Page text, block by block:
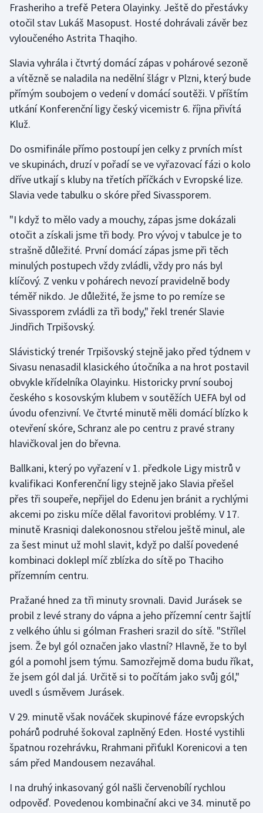
Motorsport
Olympijské hry
Parasport
Plavání
Plážový volejbal
Ragby
Rychlobruslení
Short track
Sportovní střelba
Stolní tenis
Triatlon
Veslování
Vodní slalom
Volejbal
Ostatní
Frasheriho a trefě Petera Olayinky. Ještě do přestávky
otočil stav Lukáš Masopust. Hosté dohrávali závěr bez
vyloučeného Astrita Thaqiho.
Slavia vyhrála i čtvrtý domácí zápas v pohárové sezoně
a vítězně se naladila na nedělní šlágr v Plzni, který bude
přímým soubojem o vedení v domácí soutěži. V příštím
utkání Konferenční ligy český vicemistr 6. října přivítá
Kluž.
Do osmifinále přímo postoupí jen celky z prvních míst
ve skupinách, druzí v pořadí se ve vyřazovací fázi o kolo
dříve utkají s kluby na třetích příčkách v Evropské lize.
Slavia vede tabulku o skóre před Sivassporem.
"I když to mělo vady a mouchy, zápas jsme dokázali
otočit a získali jsme tři body. Pro vývoj v tabulce je to
strašně důležité. První domácí zápas jsme při těch
minulých postupech vždy zvládli, vždy pro nás byl
klíčový. Z venku v pohárech nevozí pravidelně body
téměř nikdo. Je důležité, že jsme to po remíze se
Sivassporem zvládli za tři body," řekl trenér Slavie
Jindřich Trpišovský.
Slávistický trenér Trpišovský stejně jako před týdnem v
Sivasu nenasadil klasického útočníka a na hrot postavil
obvykle křídelníka Olayinku. Historicky první souboj
českého s kosovským klubem v soutěžích UEFA byl od
úvodu ofenzivní. Ve čtvrté minutě měli domácí blízko k
otevření skóre, Schranz ale po centru z pravé strany
hlavičkoval jen do břevna.
Ballkani, který po vyřazení v 1. předkole Ligy mistrů v
kvalifikaci Konferenční ligy stejně jako Slavia přešel
přes tři soupeře, nepřijel do Edenu jen bránit a rychlými
akcemi po zisku míče dělal favoritovi problémy. V 17.
minutě Krasniqi dalekonosnou střelou ještě minul, ale
za šest minut už mohl slavit, když po další povedené
kombinaci doklepl míč zblízka do sítě po Thaciho
přízemním centru.
Pražané hned za tři minuty srovnali. David Jurásek se
probil z levé strany do vápna a jeho přízemní centr šajtlí
z velkého úhlu si gólman Frasheri srazil do sítě. "Střílel
jsem. Že byl gól označen jako vlastní? Hlavně, že to byl
gól a pomohl jsem týmu. Samozřejmě doma budu říkat,
že jsem gól dal já. Určitě si to počítám jako svůj gól,"
uvedl s úsměvem Jurásek.
V 29. minutě však nováček skupinové fáze evropských
pohárů podruhé šokoval zaplněný Eden. Hosté vystihli
špatnou rozehrávku, Rrahmani přiťukl Korenicovi a ten
sám před Mandousem nezaváhal.
I na druhý inkasovaný gól našli červenobílí rychlou
odpověď. Povedenou kombinační akci ve 34. minutě po